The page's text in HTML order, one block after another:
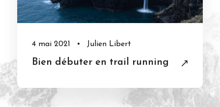
4 mai 2021 • Julien Libert
Bien débuter en trail running